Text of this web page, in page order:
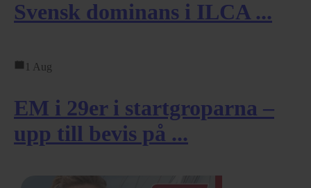
Svensk dominans i ILCA ...
1 Aug
EM i 29er i startgroparna –
upp till bevis på ...